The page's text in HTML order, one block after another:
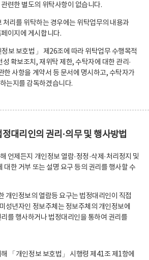
련한 별도의 위탁사항이 없습니다.
처리를 위탁하는 경우에는 위탁업무의 내용과
이지에 게시합니다.
보 보호법」 제26조에 따라 위탁업무 수행목적
확보조치, 재위탁 제한, 수탁자에 대한 관리·
한 사항을 계약서 등 문서에 명시하고, 수탁자가
는지를 감독하겠습니다.
대리인의 권리·의무 및 행사방법
언제든지 개인정보 열람·정정·삭제·처리정지 및
대한 거부 또는 설명 요구 등의 권리를 행사할 수
개인정보의 열람등 요구는 법정대리인이 직접
성년자인 정보주체는 정보주체의 개인정보에
를 행사하거나 법정대리인을 통하여 권리를
「개인정보 보호법」 시행령 제41조 제1항에